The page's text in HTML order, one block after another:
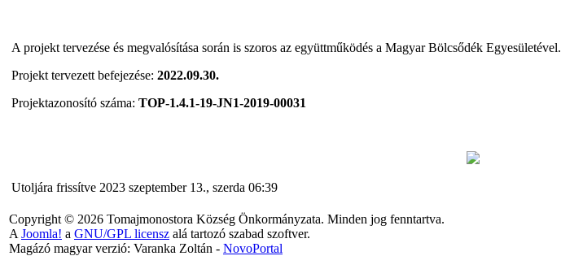
A projekt tervezése és megvalósítása során is szoros az együttműködés a Magyar Bölcsődék Egyesületével.
Projekt tervezett befejezése: 2022.09.30.
Projektazonosító száma: TOP-1.4.1-19-JN1-2019-00031
Utoljára frissítve 2023 szeptember 13., szerda 06:39
Copyright © 2026 Tomajmonostora Község Önkormányzata. Minden jog fenntartva.
A Joomla! a GNU/GPL licensz alá tartozó szabad szoftver.
Magázó magyar verzió: Varanka Zoltán - NovoPortal